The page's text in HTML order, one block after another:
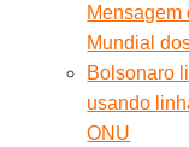
Mensagem
Mundial
Bolsonaro
usando
ONU